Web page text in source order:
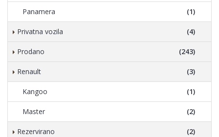
Panamera (1)
Privatna vozila (4)
Prodano (243)
Renault (3)
Kangoo (1)
Master (2)
Rezervirano (2)